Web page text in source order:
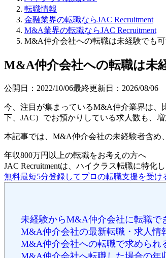
転職情報
金融業界の転職ならJAC Recruitment
M&A業界の転職ならJAC Recruitment
M&A仲介会社への転職は未経験でも
M&A仲介会社への転職は未
公開日： 2022/10/06最終更新日： 2026/08/06
今、注目が集まっているM&A仲介業界は、
下、JAC）でお預かりしている求人数も、増
本記事では、M&A仲介会社の未経験者含め
年収800万円以上の転職をお考えの方へ
JAC Recruitmentは、ハイクラス転職に特化
無料最短5分登録してプロの転職支援を受け
未経験からM&A仲介会社に転職で
M&A仲介会社の最新転職・求人情
M&A仲介会社への転職で求められ
M&A仲介会社へ転職した場合の年